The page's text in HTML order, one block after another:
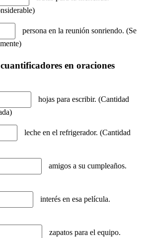
persona en la reunión sonriendo. (Se
en oraciones
hojas para escribir. (Cantidad
leche en el refrigerador. (Cantidad
amigos a su cumpleaños.
interés en esa película.
zapatos para el equipo.